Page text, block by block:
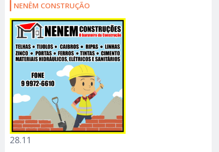
NENÊM CONSTRUÇÃO
28.11